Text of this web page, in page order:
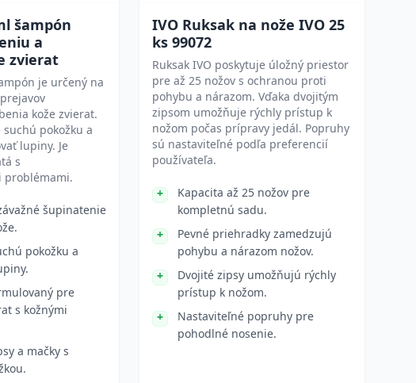
šampón
a
zvierat
je určený na
kože zvierat.
pokožku a
lupiny. Je
s
problémami.
šupinatenie
pokožku a
pre
s kožnými
a mačky s
IVO Ruksak na nože IVO 25
ks 99072
Ruksak IVO poskytuje úložný priestor
pre až 25 nožov s ochranou proti
pohybu a nárazom. Vďaka dvojitým
zipsom umožňuje rýchly prístup k
nožom počas prípravy jedál. Popruhy
sú nastaviteľné podľa preferencií
používateľa.
Kapacita až 25 nožov pre
kompletnú sadu.
Pevné priehradky zamedzujú
pohybu a nárazom nožov.
Dvojité zipsy umožňujú rýchly
prístup k nožom.
Nastaviteľné popruhy pre
pohodlné nosenie.